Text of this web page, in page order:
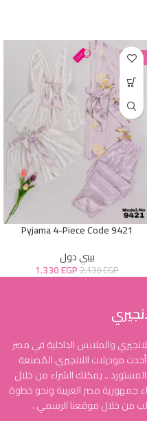
-38%
Pyjama 4-Piece Code 9421
بيبي دول
2.130EGP
1.330EGP
والملابس الداخلية في مصر
أحدث موديلات اللانجيري المُصنعة
المستورد .. يمكنك الشراء من خلال
أنحاء جمهورية مصر العربية ونحو خطوة
من خلال موقعنا الرسمي .